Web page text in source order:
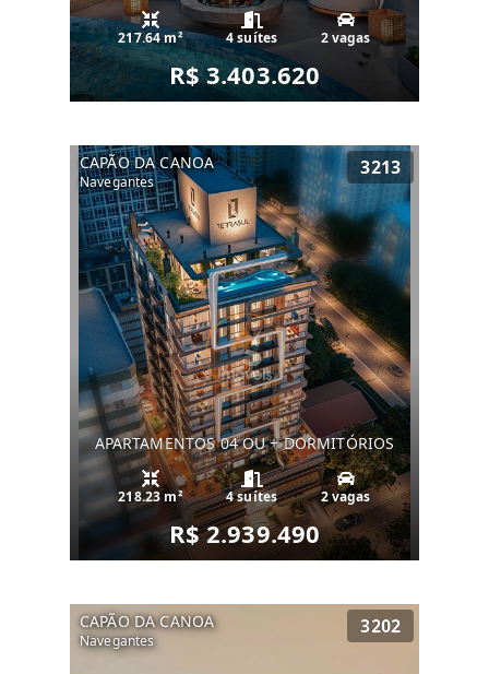
217.64 m² 4 suítes 2 vagas
R$ 3.403.620
CAPÃO DA CANOA
Navegantes
3213
APARTAMENTOS 04 OU + DORMITÓRIOS
218.23 m² 4 suítes 2 vagas
R$ 2.939.490
CAPÃO DA CANOA
Navegantes
3202